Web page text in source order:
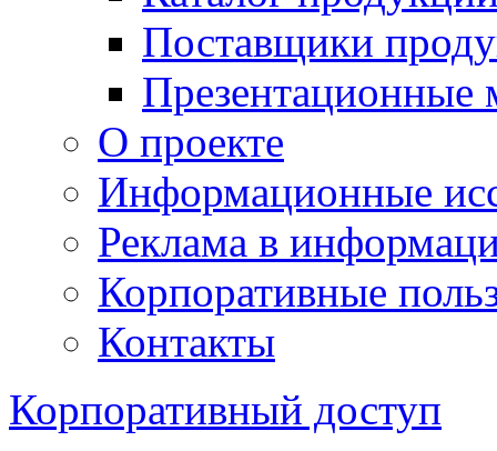
Поставщики
Презентационные
О проекте
Информационные
Реклама в
Корпоративные
Контакты
Корпоративный доступ